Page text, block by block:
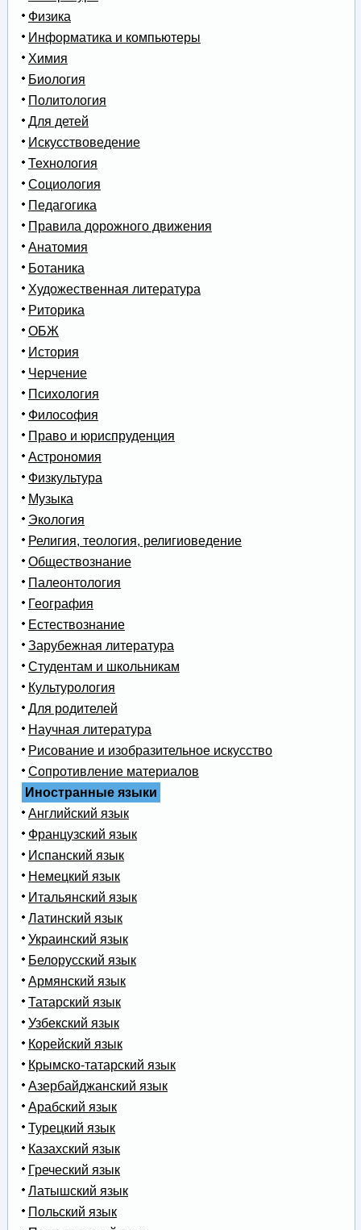
Физика
Информатика и компьютеры
Химия
Биология
Политология
Для детей
Искусствоведение
Технология
Социология
Педагогика
Правила дорожного движения
Анатомия
Ботаника
Художественная литература
Риторика
ОБЖ
История
Черчение
Психология
Философия
Право и юриспруденция
Астрономия
Физкультура
Музыка
Экология
Религия, теология, религиоведение
Обществознание
Палеонтология
География
Естествознание
Зарубежная литература
Студентам и школьникам
Культурология
Для родителей
Научная литература
Рисование и изобразительное искусство
Сопротивление материалов
Иностранные языки
Английский язык
Французский язык
Испанский язык
Немецкий язык
Итальянский язык
Латинский язык
Украинский язык
Белорусский язык
Армянский язык
Татарский язык
Узбекский язык
Корейский язык
Крымско-татарский язык
Азербайджанский язык
Арабский язык
Турецкий язык
Казахский язык
Греческий язык
Латышский язык
Польский язык